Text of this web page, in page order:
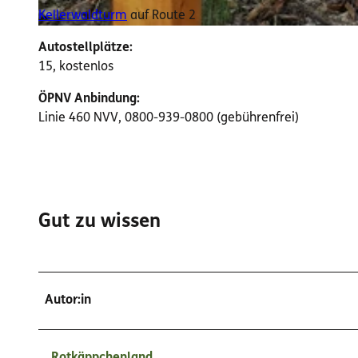
P
K
e
l
t
n
u
r
p
r
l
Kellerwaldturm auf Route 2
Autostellplätze:
15, kostenlos
ÖPNV Anbindung:
Linie 460 NVV, 0800-939-0800 (gebührenfrei)
Gut zu wissen
Autor:in